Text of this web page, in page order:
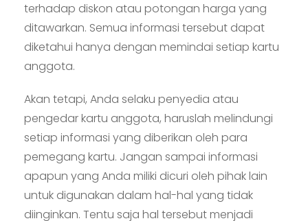
terhadap diskon atau potongan harga yang
ditawarkan. Semua informasi tersebut dapat
diketahui hanya dengan memindai setiap kartu
anggota.
Akan tetapi, Anda selaku penyedia atau
pengedar kartu anggota, haruslah melindungi
setiap informasi yang diberikan oleh para
pemegang kartu. Jangan sampai informasi
apapun yang Anda miliki dicuri oleh pihak lain
untuk digunakan dalam hal-hal yang tidak
diinginkan. Tentu saja hal tersebut menjadi